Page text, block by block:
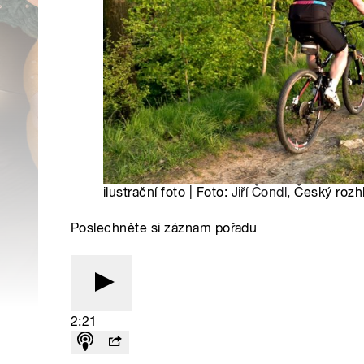
ilustrační foto | Foto: Jiří Čondl, Český
Poslechněte si záznam pořadu
2:21